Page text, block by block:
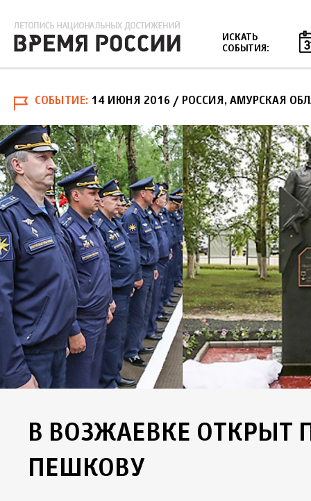
ИСКАТЬ
СОБЫТИЯ:
СОБЫТИЕ 14 ИЮНЯ 2016 / РОССИЯ, АМУРСКАЯ
В ВОЗЖАЕВКЕ ОТКРЫТ
ПЕШКОВУ